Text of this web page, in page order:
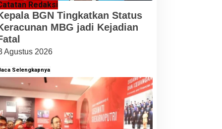
Redaksi
BGN Tingkatkan Status
MBG jadi Kejadian
Agustus 2026
Selengkapnya